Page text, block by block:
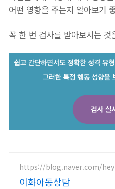
어떤 영향을 주는지 알아보기
꼭 한 번 검사를 받아보시는 것
https://blog.naver.com/
이화아동상담